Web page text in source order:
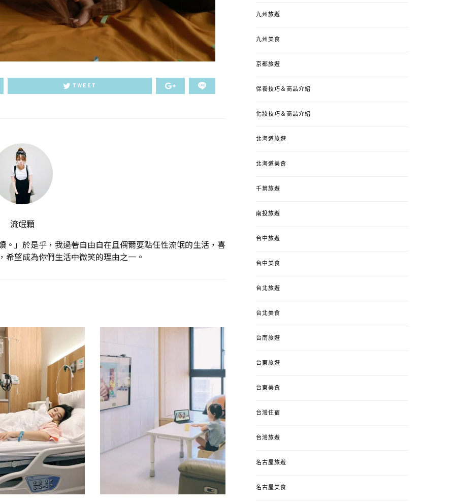
TWEET
流氓顆
」於是乎，我過著自由自在且偶爾耍點任性流氓的生活，喜
希望成為你們生活中微笑的理由之一。
九州旅遊
九州美食
京都旅遊
保養技巧＆商品介紹
化妝技巧＆商品介紹
北海道旅遊
北海道美食
千葉旅遊
南投旅遊
台中旅遊
台中美食
台北旅遊
台北美食
台南旅遊
台東旅遊
台東美食
台灣住宿
台灣旅遊
名古屋旅遊
名古屋美食